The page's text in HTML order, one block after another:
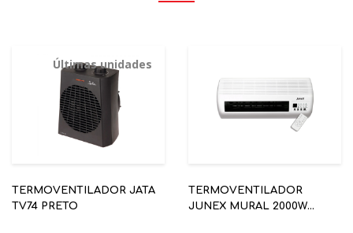
Últimas unidades
TERMOVENTILADOR JATA
TV74 PRETO
TERMOVENTILADOR
JUNEX MURAL 2000W